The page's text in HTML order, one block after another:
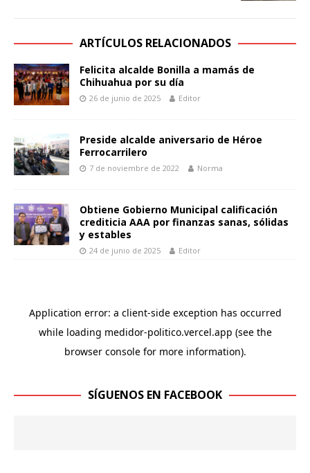
ARTÍCULOS RELACIONADOS
Felicita alcalde Bonilla a mamás de
Chihuahua por su día
26 de junio de 2025 Editor
Preside alcalde aniversario de Héroe
Ferrocarrilero
7 de noviembre de 2022 Norma
Obtiene Gobierno Municipal calificación
crediticia AAA por finanzas sanas, sólidas
y estables
24 de junio de 2025 Editor
SÍGUENOS EN FACEBOOK